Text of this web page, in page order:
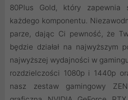
80Plus Gold, który zapewnia
każdego komponentu.
parze, dając Ci pewność, że
będzie działał na najwyższym
najwyższej wydajności w
rozdzielczości 1080p i 1440p
nasz zestaw gamingowy